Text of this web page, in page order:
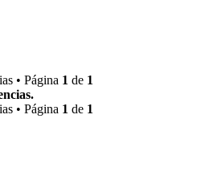
• Página 1 de 1
• Página 1 de 1